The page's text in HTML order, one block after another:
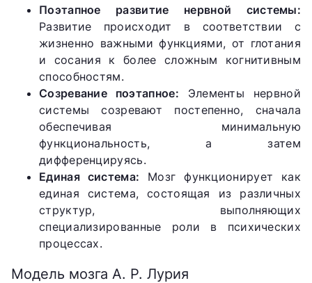
Поэтапное развитие нервной системы:
Развитие происходит в соответствии с
жизненно важными функциями, от глотания
и сосания к более сложным когнитивным
способностям.
Созревание поэтапное: Элементы нервной
системы созревают постепенно, сначала
обеспечивая минимальную
функциональность, а затем
дифференцируясь.
Единая система: Мозг функционирует как
единая система, состоящая из различных
структур, выполняющих
специализированные роли в психических
процессах.
Модель мозга А. Р. Лурия